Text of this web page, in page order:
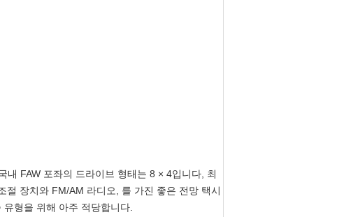
내 FAW 포좌의 드라이브 형태는 8 × 4입니다, 최
장치와 FM/AM 라디오, 를 가진 좋은 전망 택시
유형을 위해 아주 적당합니다.